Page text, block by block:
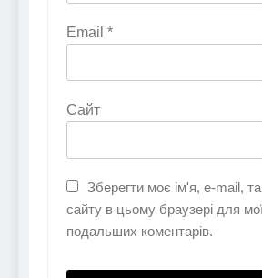
Email *
Сайт
Зберегти моє ім'я, e-mail,
сайту в цьому браузері для
подальших коментарів.